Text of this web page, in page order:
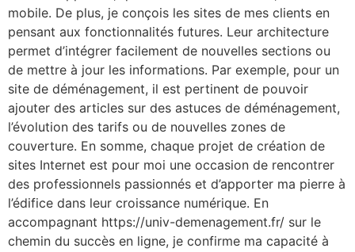
mobile. De plus, je conçois les sites de mes clients en
pensant aux fonctionnalités futures. Leur architecture
permet d’intégrer facilement de nouvelles sections ou
de mettre à jour les informations. Par exemple, pour un
site de déménagement, il est pertinent de pouvoir
ajouter des articles sur des astuces de déménagement,
l’évolution des tarifs ou de nouvelles zones de
couverture. En somme, chaque projet de création de
sites Internet est pour moi une occasion de rencontrer
des professionnels passionnés et d’apporter ma pierre à
l’édifice dans leur croissance numérique. En
accompagnant https://univ-demenagement.fr/ sur le
chemin du succès en ligne, je confirme ma capacité à